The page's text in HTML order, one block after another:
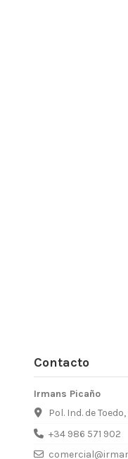
Contacto
Irmans Picaño
Pol. Ind. de
+34 986 571 902